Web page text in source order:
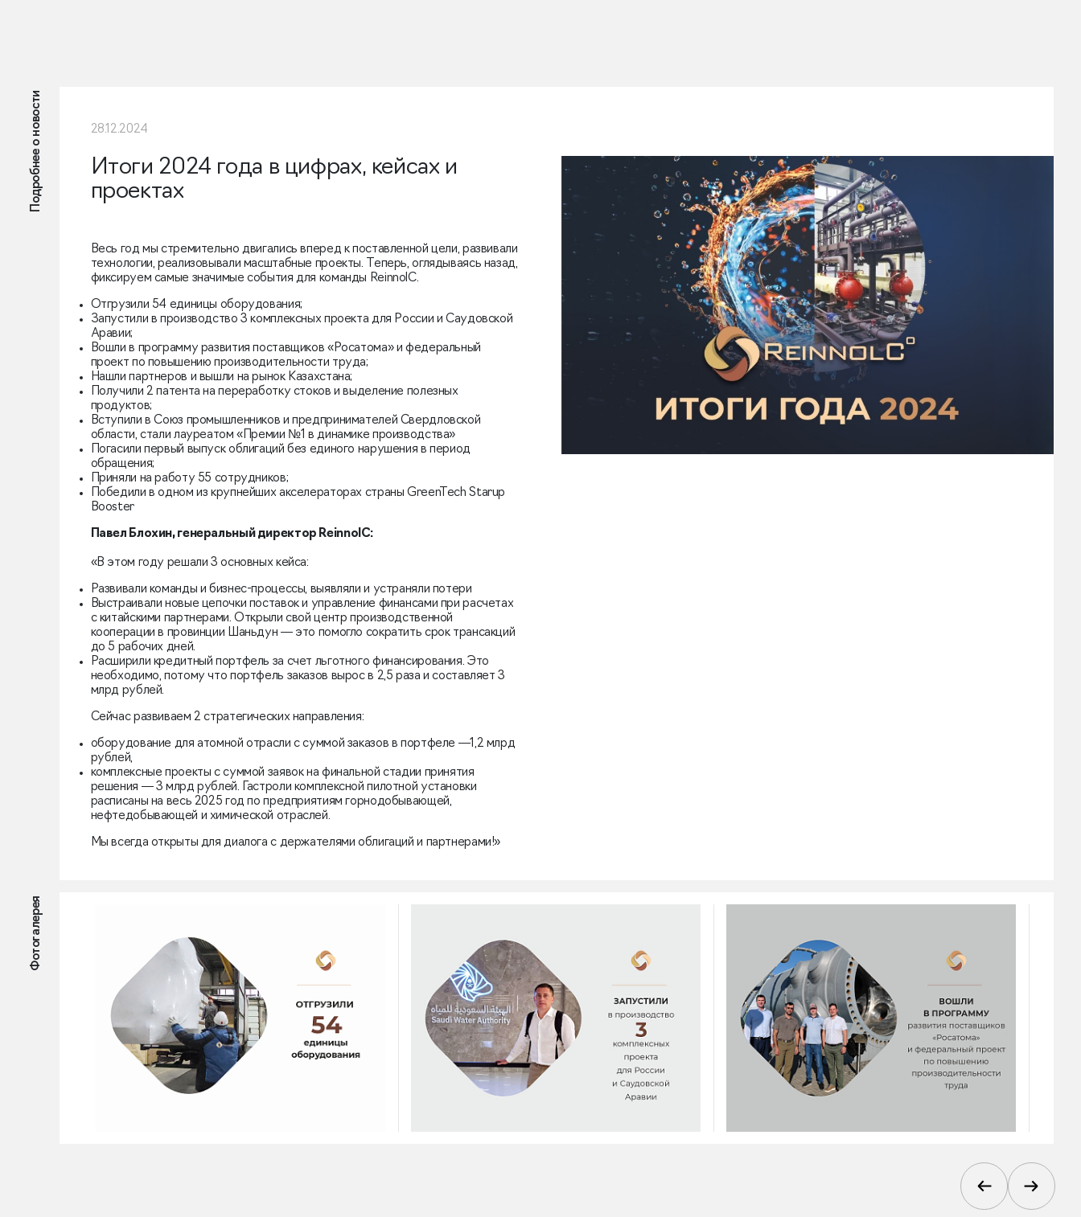
Подробнее о новости 28.12.2024
Итоги 2024 года в цифрах, кейсах и
проектах
Весь год мы стремительно двигались вперед к поставленной цели, развивали
технологии, реализовывали масштабные проекты. Теперь, оглядываясь назад,
фиксируем самые значимые события для команды ReinnolC.
Отгрузили 54 единицы оборудования;
Запустили в производство 3 комплексных проекта для России и Саудовской
Аравии;
Вошли в программу развития поставщиков «Росатома» и федеральный
проект по повышению производительности труда;
Нашли партнеров и вышли на рынок Казахстана;
Получили 2 патента на переработку стоков и выделение полезных
продуктов;
Вступили в Союз промышленников и предпринимателей Свердловской
области, стали лауреатом «Премии №1 в динамике производства»
Погасили первый выпуск облигаций без единого нарушения в период
обращения;
Приняли на работу 55 сотрудников;
Победили в одном из крупнейших акселераторах страны GreenTech Starup
Booster
Павел Блохин, генеральный директор ReinnolC:
«В этом году решали 3 основных кейса:
Развивали команды и бизнес-процессы, выявляли и устраняли потери
Выстраивали новые цепочки поставок и управление финансами при расчетах
с китайскими партнерами. Открыли свой центр производственной
кооперации в провинции Шаньдун — это помогло сократить срок трансакций
до 5 рабочих дней.
Расширили кредитный портфель за счет льготного финансирования. Это
необходимо, потому что портфель заказов вырос в 2,5 раза и составляет 3
млрд рублей.
Сейчас развиваем 2 стратегических направления:
оборудование для атомной отрасли с суммой заказов в портфеле —1,2 млрд
рублей,
комплексные проекты с суммой заявок на финальной стадии принятия
решения — 3 млрд рублей. Гастроли комплексной пилотной установки
расписаны на весь 2025 год по предприятиям горнодобывающей,
нефтедобывающей и химической отраслей.
Мы всегда открыты для диалога с держателями облигаций и партнерами!»
Фотогалерея